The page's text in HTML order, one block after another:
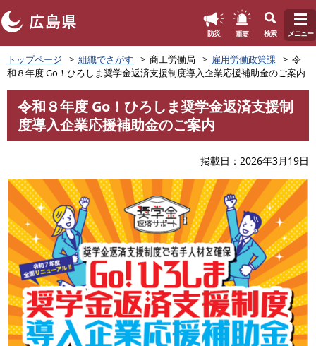
ペ
ー
ジ
の
で
防災 重要 検索 メニュー
トップページ 組織でさがす 商工労働局 雇用労働政策課
令
和８年度 Go！ひろしま奨学金返済支援制度導入企業応援補助金のご案内
令和８年度 Go！ひろしま奨学金返済支援制
度導入企業応援補助金のご案内
掲載日 2026年3月19日